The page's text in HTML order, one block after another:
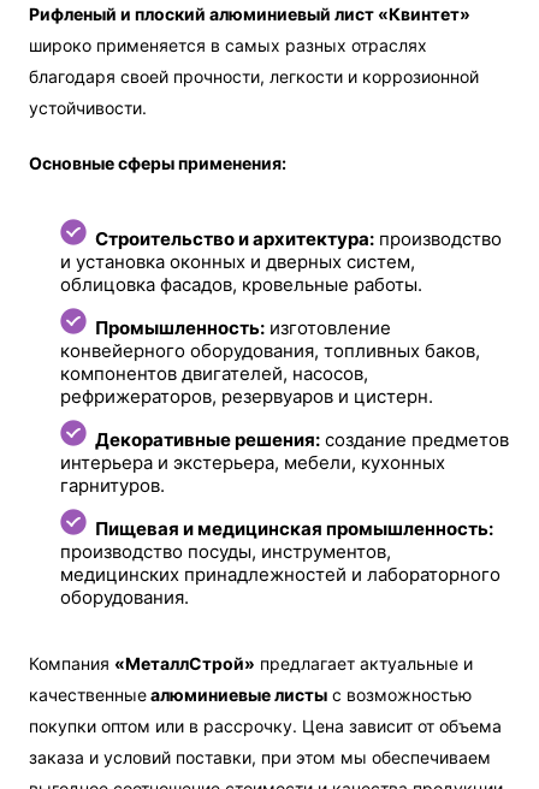
Рифленый и плоский алюминиевый лист «Квинтет»
широко применяется в самых разных отраслях
благодаря своей прочности, легкости и коррозионной
устойчивости.
Основные сферы применения:
Строительство и архитектура: производство
и установка оконных и дверных систем,
облицовка фасадов, кровельные работы.
Промышленность: изготовление
конвейерного оборудования, топливных баков,
компонентов двигателей, насосов,
рефрижераторов, резервуаров и цистерн.
Декоративные решения: создание предметов
интерьера и экстерьера, мебели, кухонных
гарнитуров.
Пищевая и медицинская промышленность:
производство посуды, инструментов,
медицинских принадлежностей и лабораторного
оборудования.
Компания «МеталлСтрой» предлагает актуальные и
качественныеалюминиевые листы с возможностью
покупки оптом или в рассрочку. Цена зависит от объема
заказа и условий поставки, при этом мы обеспечиваем